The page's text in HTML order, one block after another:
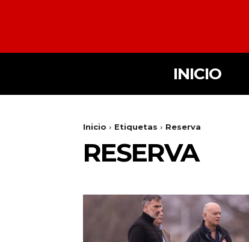
INICIO
Inicio Etiquetas Reserva
RESERVA